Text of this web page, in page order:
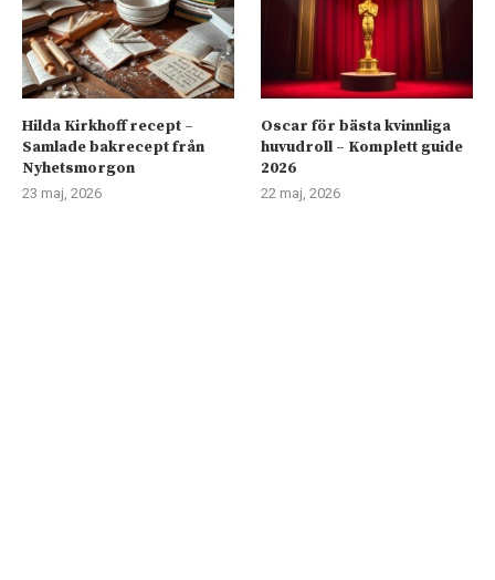
Hilda Kirkhoff recept –
Samlade bakrecept från
Nyhetsmorgon
23 maj, 2026
Oscar för bästa kvinnliga
huvudroll – Komplett guide
2026
22 maj, 2026